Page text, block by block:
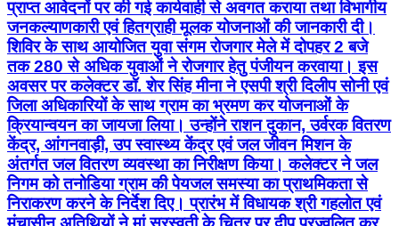
प्राप्त आवेदनों पर की गई कार्यवाही से अवगत कराया तथा विभागीय
जनकल्याणकारी एवं हितग्राही मूलक योजनाओं की जानकारी दी।
शिविर के साथ आयोजित युवा संगम रोजगार मेले में दोपहर 2 बजे
तक 280 से अधिक युवाओं ने रोजगार हेतु पंजीयन करवाया। इस
अवसर पर कलेक्टर डॉ. शेर सिंह मीना ने एसपी श्री दिलीप सोनी एवं
जिला अधिकारियों के साथ ग्राम का भ्रमण कर योजनाओं के
क्रियान्वयन का जायजा लिया। उन्होंने राशन दुकान, उर्वरक वितरण
केंद्र, आंगनवाड़ी, उप स्वास्थ्य केंद्र एवं जल जीवन मिशन के
अंतर्गत जल वितरण व्यवस्था का निरीक्षण किया। कलेक्टर ने जल
निगम को तनोडिया ग्राम की पेयजल समस्या का प्राथमिकता से
निराकरण करने के निर्देश दिए। प्रारंभ में विधायक श्री गहलोत एवं